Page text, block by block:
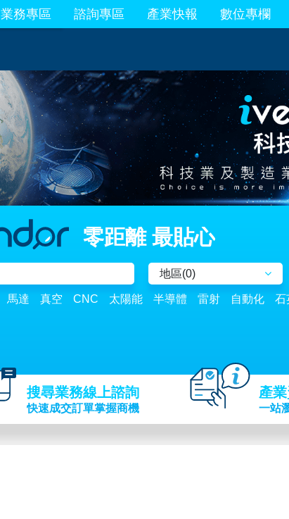
業務專區
最新業務 諮詢專區 產業快報 數位專欄
零距離 最貼心
地區(0)
馬達 真空 CNC 太陽能 半導體 雷射 自動化 石
搜尋業務線上諮詢
快速成交訂單掌握商機
產
一站